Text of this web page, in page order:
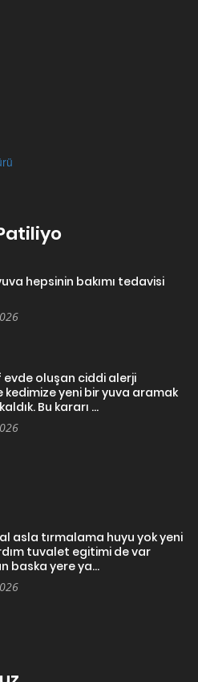
hepsinin bakımı tedavisi
evde oluşan ciddi alerji
kedimize yeni bir yuva aramak
Bu kararı ...
asla tırmalama huyu yok yeni
tuvalet egitimi de var
baska yere ya...